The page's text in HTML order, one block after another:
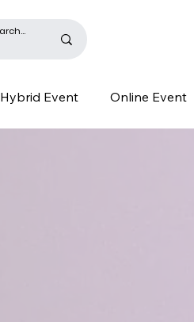
Hybrid Event Online Event